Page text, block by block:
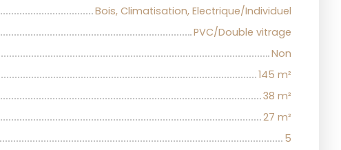
Bois, Climatisation, Electrique/Individuel
PVC/Double vitrage
Non
145 m²
38 m²
27 m²
5